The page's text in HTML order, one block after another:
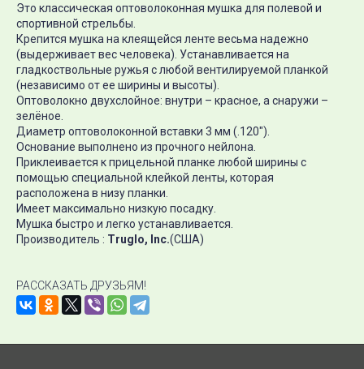
Это классическая оптоволоконная мушка для полевой и
спортивной стрельбы.
Крепится мушка на клеящейся ленте весьма надежно
(выдерживает вес человека). Устанавливается на
гладкоствольные ружья с любой вентилируемой планкой
(независимо от ее ширины и высоты).
Оптоволокно двухслойное: внутри – красное, а снаружи –
зелёное.
Диаметр оптоволоконной вставки 3 мм (.120").
Основание выполнено из прочного нейлона.
Приклеивается к прицельной планке любой ширины с
помощью специальной клейкой ленты, которая
расположена в низу планки.
Имеет максимально низкую посадку.
Мушка быстро и легко устанавливается.
Производитель : Truglo, Inc.(США)
РАССКАЗАТЬ ДРУЗЬЯМ!